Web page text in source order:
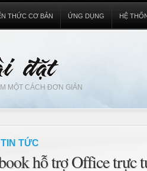
MỘT CÁCH ĐƠN GIẢN
THỨC CƠ BẢN ỨNG DỤNG HỆ
TIN TỨC
hỗ trợ Office trực